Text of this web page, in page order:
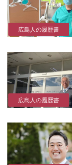
広島人の履歴書
広島人の履歴書